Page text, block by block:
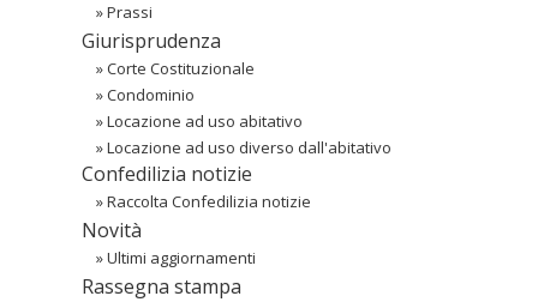
»Prassi
Giurisprudenza
»Corte Costituzionale
»Condominio
»Locazione ad uso abitativo
»Locazione ad uso diverso dall'abitativo
Confedilizia notizie
»Raccolta Confedilizia notizie
Novità
»Ultimi aggiornamenti
Rassegna stampa